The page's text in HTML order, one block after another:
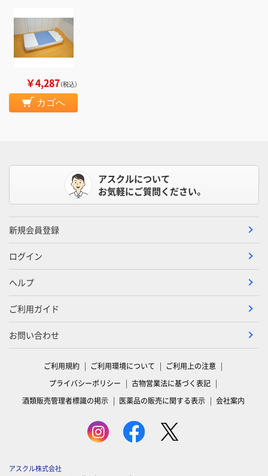
￥4,287（税込）
カゴへ
アスクルについて
お気軽にご質問ください。
新規会員登録
ログイン
ヘルプ
ご利用ガイド
お問い合わせ
ご利用規約 ご利用環境について
ご利用上の注意
プライバシーポリシー
古物営業法に基づく表記
酒類販売管理者標識の掲示
医薬品の販売に関する表示 会社案内
アスクル株式会社